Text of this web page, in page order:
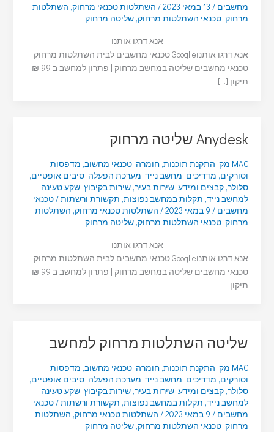
מחשבים / 13 במאי 2023 / השתלטות טכנאי מרחוק, השתלטות
מרחוק, טכנאי השתלטות מרחוק, שליטה מרחוק
אנא דרגו אותנו
אנא דרגו אותנוGooglle טכנאי מחשבים לבית השתלטות מרחוק
טכנאי מחשבים שליטה במחשב מרחוק | פתרון למחשב ב 99 ₪
תיקון […]
Anydesk שליטה מרחוק
MAC מק , התקנת תוכנות, חומרה, טכנאי מחשוב, מדפסות
וסורקים, מדריכים, מחשב נייד, מערכת הפעלה, סיבים אופטיים,
סלולר, קבצים ומידע, שירות בעיר, שירות בקיבוץ, שקע טעינה
למחשב נייד, תקלות במחשב נפוצות, תקשורת ורשתות/טכנאי
מחשבים / 9 במאי 2023 / השתלטות טכנאי מרחוק, השתלטות
מרחוק, טכנאי השתלטות מרחוק, שליטה מרחוק
אנא דרגו אותנו
אנא דרגו אותנוGooglle טכנאי מחשבים לבית השתלטות מרחוק
טכנאי מחשבים שליטה במחשב מרחוק | פתרון למחשב ב 99 ₪
תיקון
שליטה השתלטות מרחוק למחשב
MAC מק , התקנת תוכנות, חומרה, טכנאי מחשוב, מדפסות
וסורקים, מדריכים, מחשב נייד, מערכת הפעלה, סיבים אופטיים,
סלולר, קבצים ומידע, שירות בעיר, שירות בקיבוץ, שקע טעינה
למחשב נייד, תקלות במחשב נפוצות, תקשורת ורשתות/טכנאי
מחשבים / 9 במאי 2023 / השתלטות טכנאי מרחוק, השתלטות
מרחוק, טכנאי השתלטות מרחוק, שליטה מרחוק